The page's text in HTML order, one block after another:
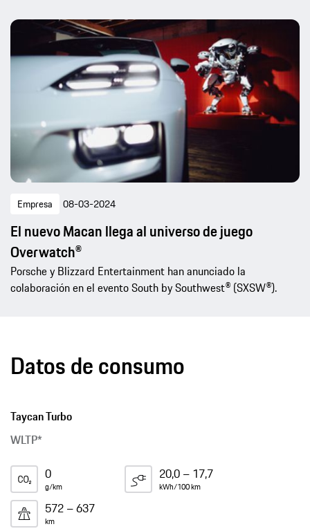
Empresa 08-03-2024
El nuevo Macan llega al universo de juego
Overwatch®
Porsche y Blizzard Entertainment han anunciado la
colaboración en el evento South by Southwest® (SXSW®).
Datos de consumo
Taycan Turbo
WLTP*
0
g/km
20,0 – 17,7
kWh/100 km
572 – 637
km